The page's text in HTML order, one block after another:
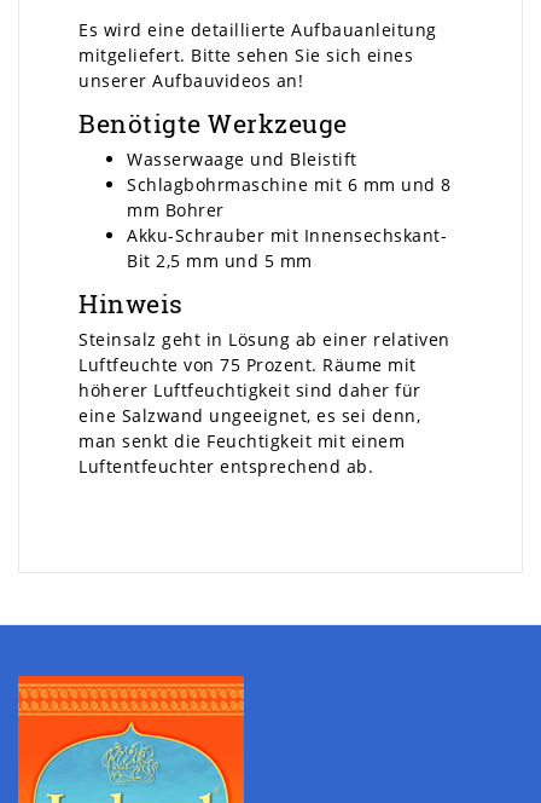
Es wird eine detaillierte Aufbauanleitung
mitgeliefert. Bitte sehen Sie sich eines
unserer Aufbauvideos an!
Benötigte Werkzeuge
Wasserwaage und Bleistift
Schlagbohrmaschine mit 6 mm und 8
mm Bohrer
Akku-Schrauber mit Innensechskant-
Bit 2,5 mm und 5 mm
Hinweis
Steinsalz geht in Lösung ab einer relativen
Luftfeuchte von 75 Prozent. Räume mit
höherer Luftfeuchtigkeit sind daher für
eine Salzwand ungeeignet, es sei denn,
man senkt die Feuchtigkeit mit einem
Luftentfeuchter entsprechend ab.